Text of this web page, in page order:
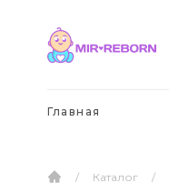
Главная
/ Каталог /